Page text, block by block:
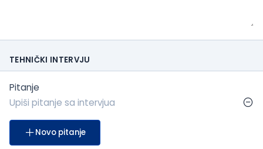
TEHNIČKI INTERVJU
Pitanje
Novo pitanje